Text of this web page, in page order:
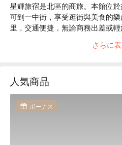
星輝旅宿是北區的商旅。本館位
可到一中街，享受逛街與美食的
里，交通便捷，無論商務出差或
星輝旅宿評價：Google 4.3 星
看⬇︎
さらに
人気商品
ボーナス